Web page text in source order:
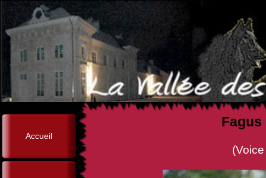
Accueil
Fagus
(Voice de la Vallée